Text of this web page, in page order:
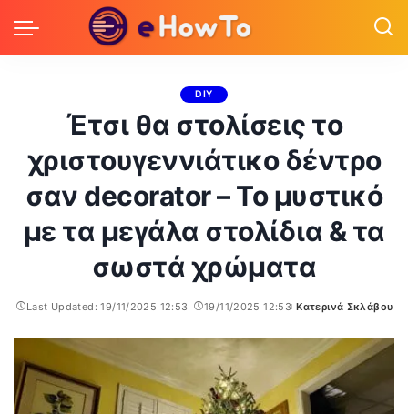
DIY
Έτσι θα στολίσεις το
χριστουγεννιάτικο δέντρο
σαν decorator – Το μυστικό
με τα μεγάλα στολίδια & τα
σωστά χρώματα
Last Updated: 19/11/2025 12:53 19/11/2025 12:53
Posted
Κατερινά Σκλάβου